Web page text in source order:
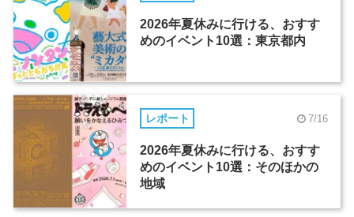
2026年夏休みに行ける、おすす
めのイベント10選：東京都内
レポート 7/16
2026年夏休みに行ける、おすす
めのイベント10選：そのほかの
地域